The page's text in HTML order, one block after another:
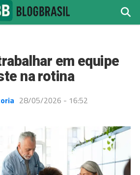
em equipe
na rotina
28/05/2026 - 16:52